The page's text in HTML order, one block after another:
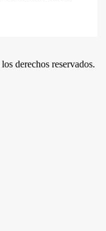
derechos reservados.